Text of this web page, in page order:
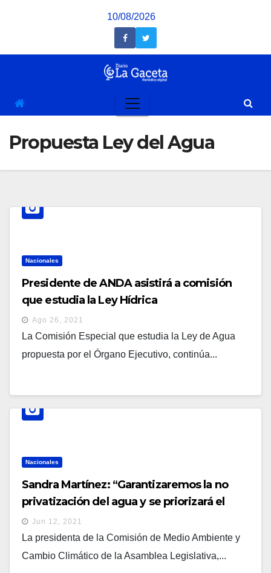
10/08/2026
Propuesta Ley del Agua
Nacionales
Presidente de ANDA asistirá a comisión
que estudia la Ley Hídrica
Ago 26, 2021
La Comisión Especial que estudia la Ley de Agua
propuesta por el Órgano Ejecutivo, continúa...
Nacionales
Sandra Martínez: “Garantizaremos la no
privatización del agua y se priorizará el
interés del pueblo salvadoreño”
Jun 12, 2021
La presidenta de la Comisión de Medio Ambiente y
Cambio Climático de la Asamblea Legislativa,...